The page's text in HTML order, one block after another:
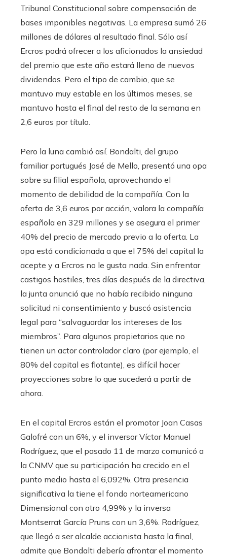
Tribunal Constitucional sobre compensación de
bases imponibles negativas. La empresa sumó 26
millones de dólares al resultado final. Sólo así
Ercros podrá ofrecer a los aficionados la ansiedad
del premio que este año estará lleno de nuevos
dividendos. Pero el tipo de cambio, que se
mantuvo muy estable en los últimos meses, se
mantuvo hasta el final del resto de la semana en
2,6 euros por título.
Pero la luna cambió así. Bondalti, del grupo
familiar portugués José de Mello, presentó una opa
sobre su filial española, aprovechando el
momento de debilidad de la compañía. Con la
oferta de 3,6 euros por acción, valora la compañía
española en 329 millones y se asegura el primer
40% del precio de mercado previo a la oferta. La
opa está condicionada a que el 75% del capital la
acepte y a Ercros no le gusta nada. Sin enfrentar
castigos hostiles, tres días después de la directiva,
la junta anunció que no había recibido ninguna
solicitud ni consentimiento y buscó asistencia
legal para “salvaguardar los intereses de los
miembros”. Para algunos propietarios que no
tienen un actor controlador claro (por ejemplo, el
80% del capital es flotante), es difícil hacer
proyecciones sobre lo que sucederá a partir de
ahora.
En el capital Ercros están el promotor Joan Casas
Galofré con un 6%, y el inversor Víctor Manuel
Rodríguez, que el pasado 11 de marzo comunicó a
la CNMV que su participación ha crecido en el
punto medio hasta el 6,092%. Otra presencia
significativa la tiene el fondo norteamericano
Dimensional con otro 4,99% y la inversa
Montserrat García Pruns con un 3,6%. Rodríguez,
que llegó a ser alcalde accionista hasta la final,
admite que Bondalti debería afrontar el momento